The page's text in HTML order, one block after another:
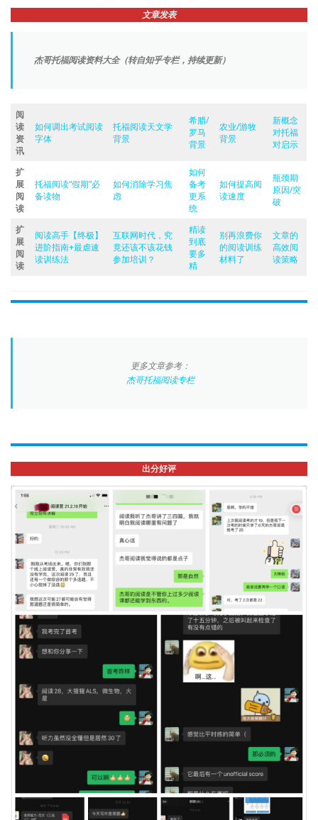
文章发表
杰哥托福阅读资料大全（转自知乎专栏，持续更新）
阅
读
资
讯
如何调出考试阅读
字体
托福阅读天文学
背景
希腊/
罗马
背景
农业/游牧
背景
新概念
对托福
对启示
扩
展
阅
读
托福阅读“假期”必
备读物
如何消除学习焦
虑
如何
备考
更系
统
如何提高阅
读速度
瓶颈期
原因/突
破
扩
展
阅
读
阅读高手【终极】
进阶指南+最虐速
读训练法
互联网时代，究
竟还该不该花钱
参加培训？
精读
到底
要多
精
别再浪费你
的阅读训练
材料了
文章的
高效阅
读策略
更多文章参考：
杰哥托福阅读专栏
出分好评